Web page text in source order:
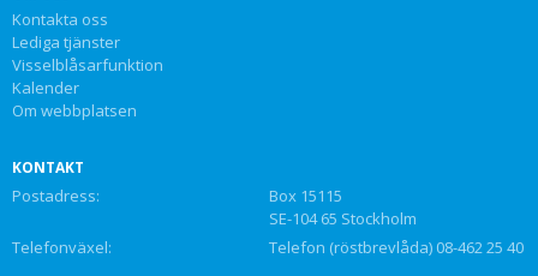
Kontakta oss
Lediga tjänster
Visselblåsarfunktion
Kalender
Om webbplatsen
KONTAKT
Postadress:
Box 15115
SE-104 65 Stockholm
Telefonväxel:
Telefon (röstbrevlåda) 08-462 25 40